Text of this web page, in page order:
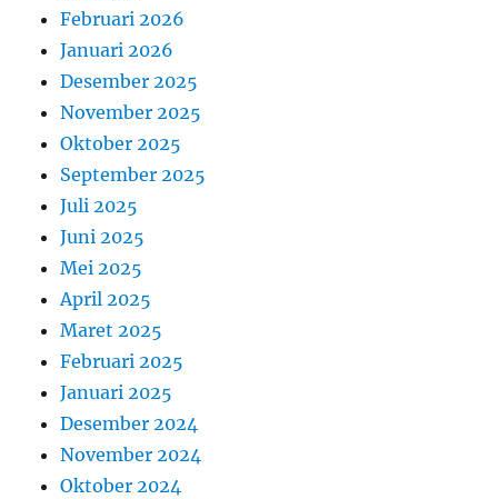
Februari 2026
Januari 2026
Desember 2025
November 2025
Oktober 2025
September 2025
Juli 2025
Juni 2025
Mei 2025
April 2025
Maret 2025
Februari 2025
Januari 2025
Desember 2024
November 2024
Oktober 2024